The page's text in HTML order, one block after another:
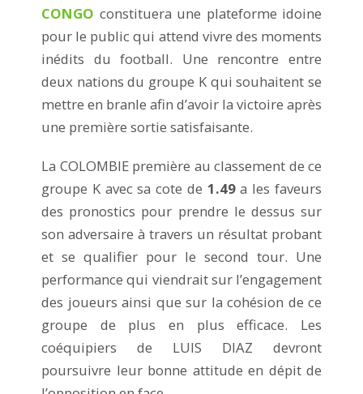
CONGO constituera une plateforme idoine
pour le public qui attend vivre des moments
inédits du football. Une rencontre entre
deux nations du groupe K qui souhaitent se
mettre en branle afin d’avoir la victoire après
une première sortie satisfaisante.
La COLOMBIE première au classement de ce
groupe K avec sa cote de 1.49a les faveurs
des pronostics pour prendre le dessus sur
son adversaire à travers un résultat probant
et se qualifier pour le second tour. Une
performance qui viendrait sur l’engagement
des joueurs ainsi que sur la cohésion de ce
groupe de plus en plus efficace. Les
coéquipiers de LUIS DIAZ devront
poursuivre leur bonne attitude en dépit de